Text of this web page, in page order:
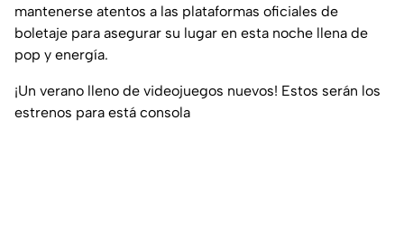
mantenerse atentos a las plataformas oficiales de
boletaje para asegurar su lugar en esta noche llena de
pop y energía.
¡Un verano lleno de videojuegos nuevos! Estos serán los
estrenos para está consola